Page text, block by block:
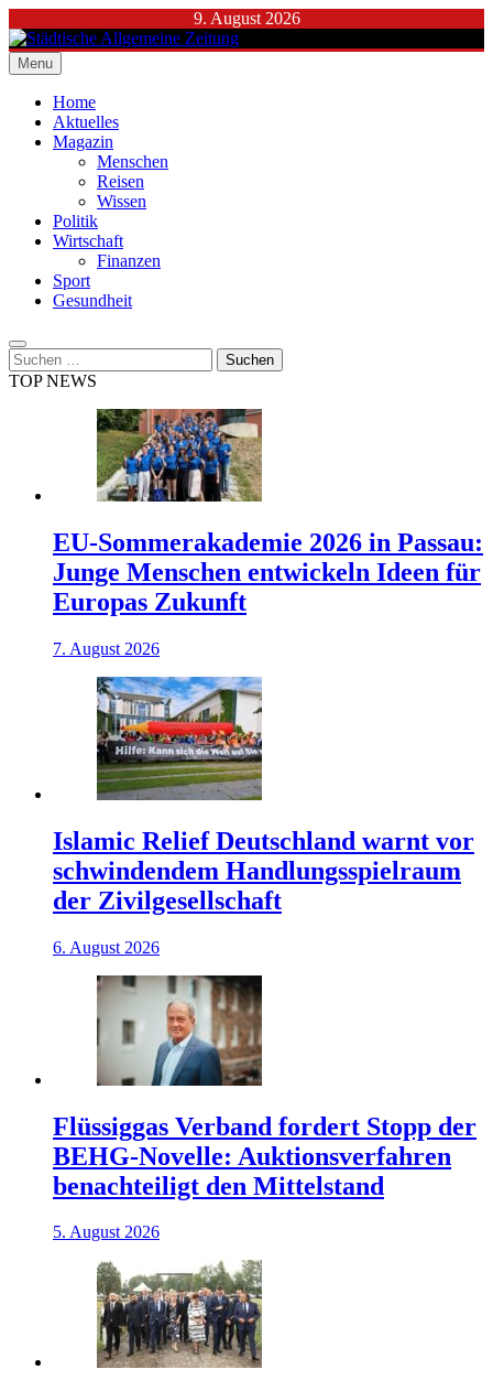
to
content
9. August 2026
Städtische Allgemeine Zeitung
Menu
Home
Aktuelles
Magazin
Menschen
Reisen
Wissen
Politik
Wirtschaft
Finanzen
Sport
Gesundheit
Suchen
nach:
TOP NEWS
EU-Sommerakademie 2026 in Passau:
Junge Menschen entwickeln Ideen für
Europas Zukunft
7. August 2026
Islamic Relief Deutschland warnt vor
schwindendem Handlungsspielraum
der Zivilgesellschaft
6. August 2026
Flüssiggas Verband fordert Stopp der
BEHG-Novelle: Auktionsverfahren
benachteiligt den Mittelstand
5. August 2026